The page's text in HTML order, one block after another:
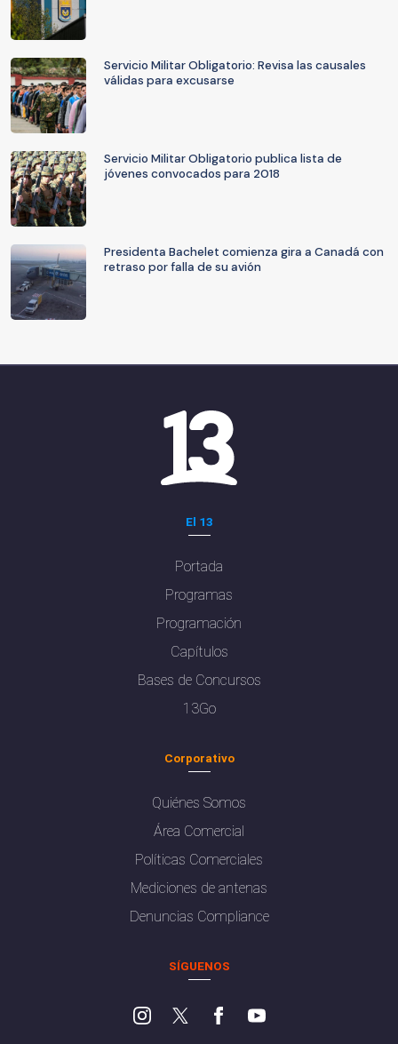
Servicio Militar Obligatorio: Revisa las causales
válidas para excusarse
Servicio Militar Obligatorio publica lista de
jóvenes convocados para 2018
Presidenta Bachelet comienza gira a Canadá con
retraso por falla de su avión
El 13
Portada
Programas
Programación
Capítulos
Bases de Concursos
13Go
Corporativo
Quiénes Somos
Área Comercial
Políticas Comerciales
Mediciones de antenas
Denuncias Compliance
SÍGUENOS